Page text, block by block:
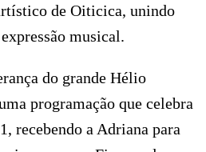
de Oiticica, unindo
musical.
do grande Hélio
programação que celebra
recebendo a Adriana para